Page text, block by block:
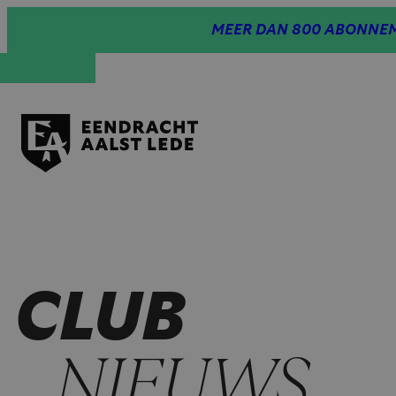
MEER DAN 800
CLUB